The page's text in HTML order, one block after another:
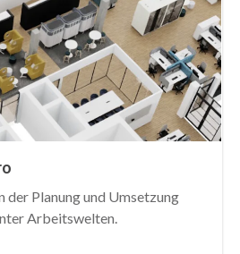
der Planung und Umsetzung
Arbeitswelten.